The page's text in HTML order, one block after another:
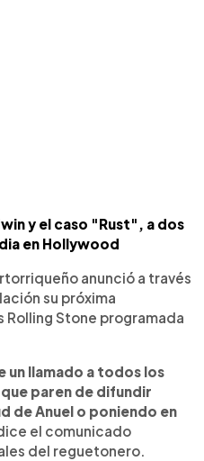
y el caso "Rust", a dos
en Hollywood
anunció a través
su próxima
Rolling Stone programada
un llamado a todos los
paren de difundir
de Anuel o poniendo en
el comunicado
del reguetonero.